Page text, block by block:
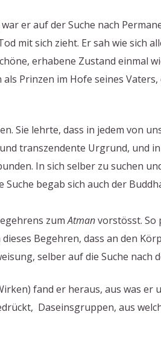
er auf der Suche nach
mit sich zieht. Er sah wie sich
erhabene Zustand einmal
Prinzen im Hofe seines
Sie lehrte, dass in jedem von
transzendente Urgrund, und
In sich selber zu suchen
Suche begab sich auch der
zumAtmanvorstösst.
Begehren, dass an den
selber auf die Suche nach
fand er heraus, aus was er
Daseinsgruppen, aus